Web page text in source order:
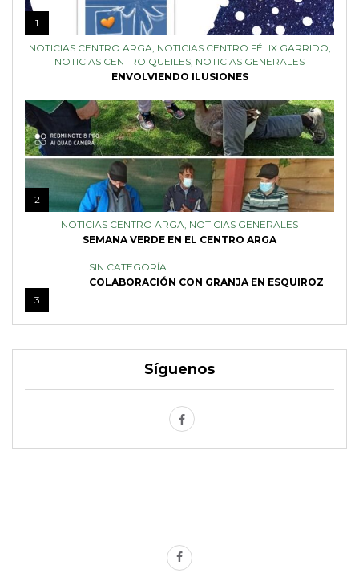
1
NOTICIAS CENTRO ARGA, NOTICIAS CENTRO FÉLIX GARRIDO,
NOTICIAS CENTRO QUEILES, NOTICIAS GENERALES
ENVOLVIENDO ILUSIONES
2
NOTICIAS CENTRO ARGA, NOTICIAS GENERALES
SEMANA VERDE EN EL CENTRO ARGA
3
SIN CATEGORÍA
COLABORACIÓN CON GRANJA EN ESQUIROZ
Síguenos